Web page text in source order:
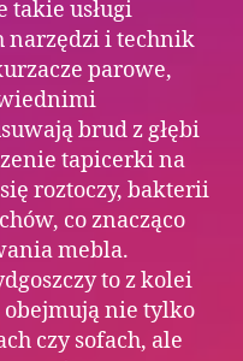
takie usługi
narzędzi i technik
parowe,
brud z głębi
tapicerki na
roztoczy, bakterii
co znacząco
mebla.
to z kolei
obejmują nie tylko
czy sofach, ale